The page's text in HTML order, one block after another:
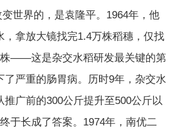
世界的，是袁隆平。1964年，他
，拿放大镜找完1.4万株稻穗，仅找
——这是杂交水稻研发最关键的第
了严重的肠胃病。历时9年，杂交水
推广前的300公斤提升至500公斤以
于长成了答案。1974年，南优二